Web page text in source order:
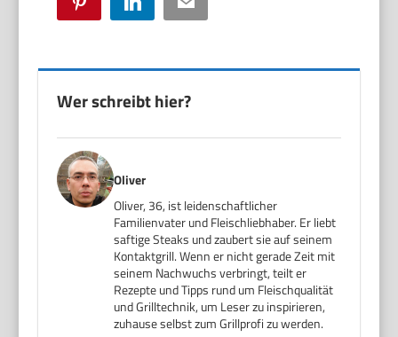
Wer schreibt hier?
Oliver
Oliver, 36, ist leidenschaftlicher
Familienvater und Fleischliebhaber. Er liebt
saftige Steaks und zaubert sie auf seinem
Kontaktgrill. Wenn er nicht gerade Zeit mit
seinem Nachwuchs verbringt, teilt er
Rezepte und Tipps rund um Fleischqualität
und Grilltechnik, um Leser zu inspirieren,
zuhause selbst zum Grillprofi zu werden.